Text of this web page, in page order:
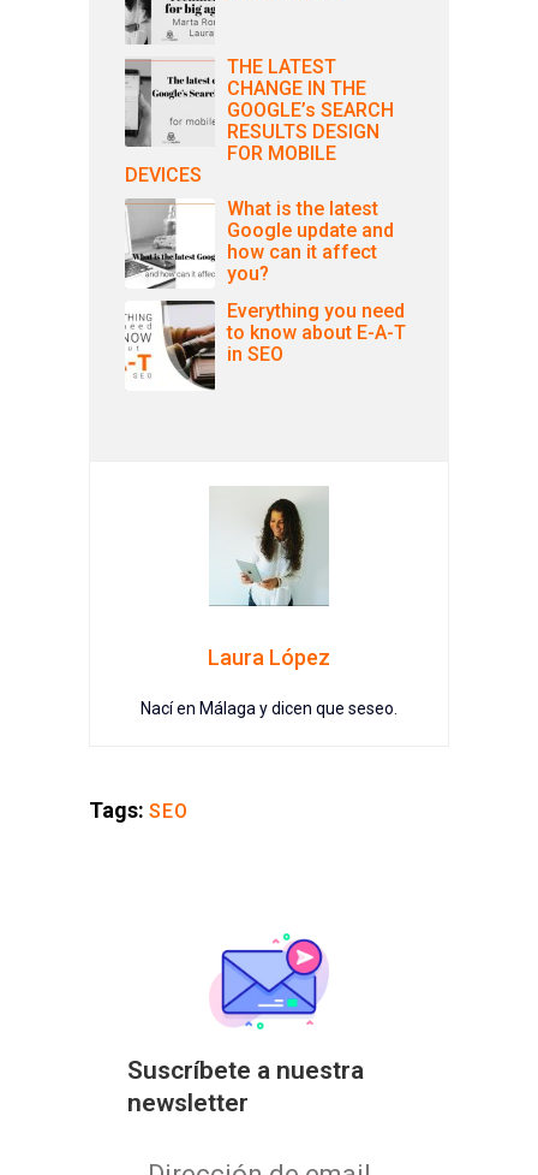
THE LATEST
CHANGE IN THE
GOOGLE’s SEARCH
RESULTS DESIGN
FOR MOBILE
DEVICES
What is the latest
Google update and
how can it affect
you?
Everything you need
to know about E-A-T
in SEO
Laura López
Nací en Málaga y dicen que seseo.
Tags: SEO
Suscríbete a nuestra
newsletter